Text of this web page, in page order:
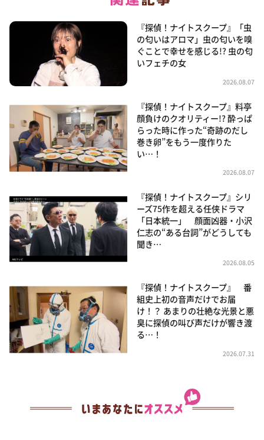
『探偵！ナイトスクープ』「虫
の匂いはアロマ」虫の匂いを嗅
ぐことで幸せを感じる!? 虫の匂
いフェチの女
2026.08.07
『探偵！ナイトスクープ』料亭
顔負けのクオリティー!? 酔っぱ
らった時に作った“奇跡のだし
巻き卵”をもう一度作りた
い…！
2026.08.07
『探偵！ナイトスクープ』シリ
ーズ75作を超える任侠ドラマ
「日本統一」 顔面凶器・小沢
仁志の“ある台詞”がどうしても
聞き…
2026.08.05
『探偵！ナイトスクープ』 番
組史上初の音声だけでお届
け！？ あまりの壮絶な光景と悪
臭に探偵の叫び声だけが響き渡
る…！
2026.07.31